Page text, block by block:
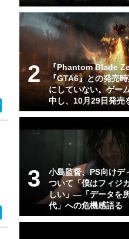
『Phantom Blade
『GTA6』との発売
にしていない。ゲー
中し、10月29日発売
小島監督、PS向けデ
ついて「僕はフィジ
しい」―「データを
代」への危機感語る